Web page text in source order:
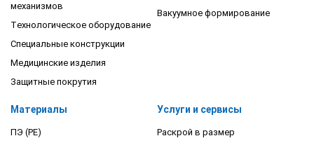
механизмов
Технологическое оборудование
Специальные конструкции
Медицинские изделия
Защитные покрутия
Вакуумное формирование
Материалы
ПЭ (PE)
Услуги и сервисы
Раскрой в размер